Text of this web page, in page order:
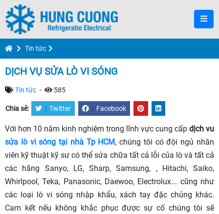
Tin tức
DỊCH VỤ SỬA LÒ VI SÓNG
Tin tức - 585
Chia sẻ: | Twitter | Facebook
Với hơn 10 năm kinh nghiệm trong lĩnh vực cung cấp dịch vu
sửa lò vi sóng tại nhà Tp HCM, chúng tôi có đội ngủ nhân
viên kỹ thuật kỹ sư có thể sửa chữa tất cả lỗi của lò và tất cả
các hãng Sanyo, LG, Sharp, Samsung, , Hitachi, Saiko,
Whirlpool, Teka, Panasonic, Daewoo, Electrolux... cũng như
các loại lò vi sóng nhập khẩu, xách tay đặc chủng khác.
Cam kết nếu không khắc phục được sự cố chúng tôi sẽ